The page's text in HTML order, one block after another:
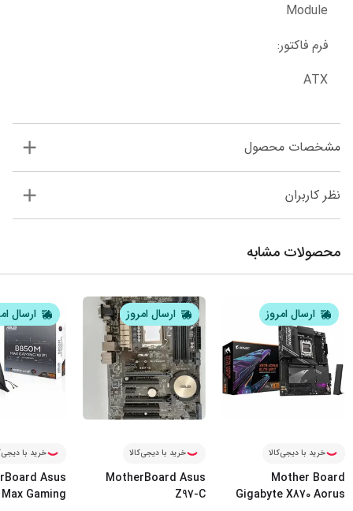
Module
فرم فاکتور:
ATX
مشخصات محصول
نظر کاربران
محصولات مشابه
ارسال امروز
خرید با دیجی‌کالا
Mother Board
Gigabyte X870 Aorus
ارسال امروز
خرید با دیجی‌کالا
MotherBoard Asus
Z97-C
ارسال
خرید با
Asus
Gaming